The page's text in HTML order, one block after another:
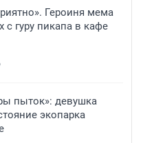
Героиня мема
гуру пикапа в кафе
пыток»: девушка
экопарка